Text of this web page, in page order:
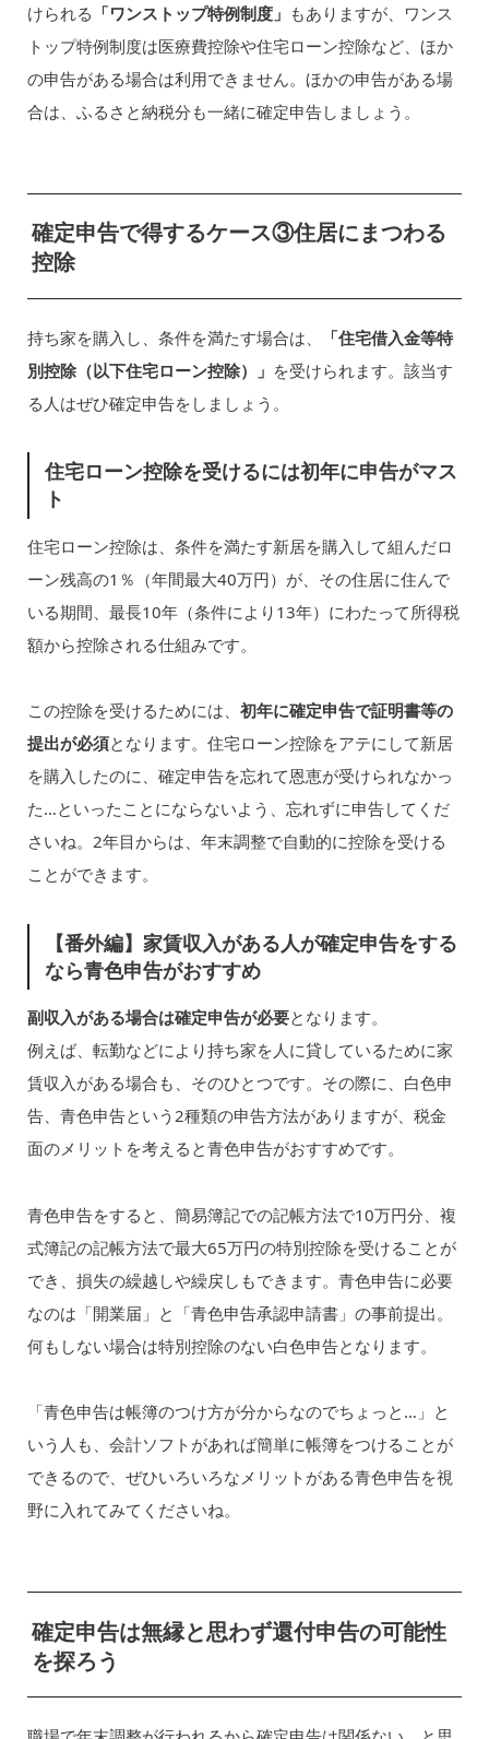
けられる 「ワンストップ特例制度」 もありますが、ワンス
トップ特例制度は医療費控除や住宅ローン控除など、ほか
の申告がある場合は利用できません。ほかの申告がある場
合は、ふるさと納税分も一緒に確定申告しましょう。
確定申告で得するケース③住居にまつわる
控除
持ち家を購入し、条件を満たす場合は、
「住宅借入金等特
別控除（以下住宅ローン控除）」 を受けられます。該当す
る人はぜひ確定申告をしましょう。
住宅ローン控除を受けるには初年に申告がマス
ト
住宅ローン控除は、条件を満たす新居を購入して組んだロ
ーン残高の1％（年間最大40万円）が、その住居に住んで
いる期間、最長10年（条件により13年）にわたって所得税
額から控除される仕組みです。
この控除を受けるためには、 初年に確定申告で証明書等の
提出が必須となります。住宅ローン控除をアテにして新居
を購入したのに、確定申告を忘れて恩恵が受けられなかっ
た…といったことにならないよう、忘れずに申告してくだ
さいね。2年目からは、年末調整で自動的に控除を受ける
ことができます。
【番外編】家賃収入がある人が確定申告をする
なら青色申告がおすすめ
副収入がある場合は確定申告が必要となります。
例えば、転勤などにより持ち家を人に貸しているために家
賃収入がある場合も、そのひとつです。その際に、白色申
告、青色申告という2種類の申告方法がありますが、税金
面のメリットを考えると青色申告がおすすめです。
青色申告をすると、簡易簿記での記帳方法で10万円分、複
式簿記の記帳方法で最大65万円の特別控除を受けることが
でき、損失の繰越しや繰戻しもできます。青色申告に必要
なのは「開業届」と「青色申告承認申請書」の事前提出。
何もしない場合は特別控除のない白色申告となります。
「青色申告は帳簿のつけ方が分からなのでちょっと…」と
いう人も、会計ソフトがあれば簡単に帳簿をつけることが
できるので、ぜひいろいろなメリットがある青色申告を視
野に入れてみてくださいね。
確定申告は無縁と思わず還付申告の可能性
を探ろう